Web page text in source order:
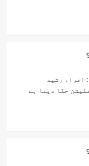
اقراء رشید
جگا دیتا ہے